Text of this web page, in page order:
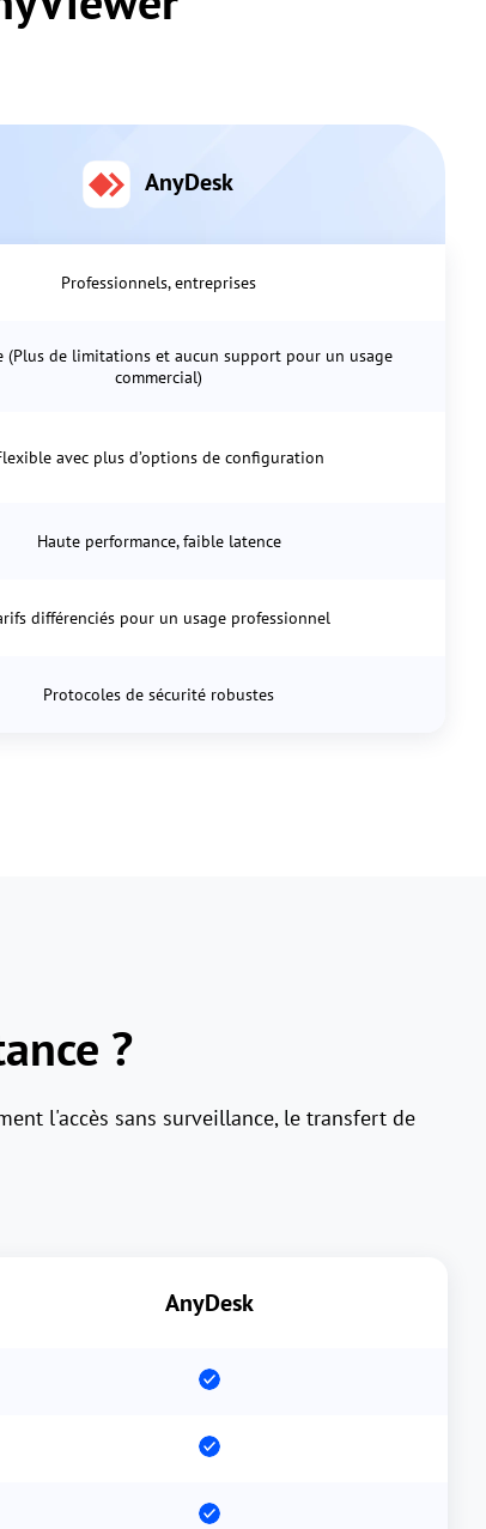
AnyDesk
Professionnels, entreprises
(Plus de limitations et aucun support pour un usage
commercial)
avec plus d’options de configuration
Haute performance, faible latence
différenciés pour un usage professionnel
Protocoles de sécurité robustes
?
l'accès sans surveillance, le transfert de
AnyDesk